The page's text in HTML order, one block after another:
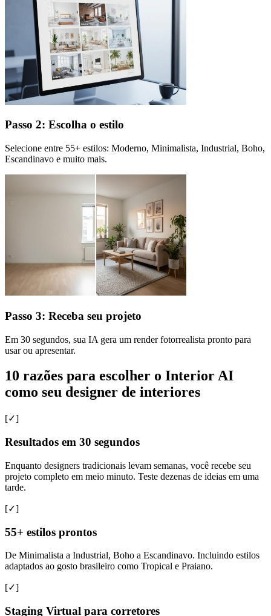
Passo 2: Escolha o estilo
Selecione entre 55+ estilos: Moderno, Minimalista, Industrial, Boho,
Escandinavo e muito mais.
Passo 3: Receba seu projeto
Em 30 segundos, sua IA gera um render fotorrealista pronto para
usar ou apresentar.
10 razões para escolher o Interior AI
como seu designer de interiores
[✓]
Resultados em 30 segundos
Enquanto designers tradicionais levam semanas, você recebe seu
projeto completo em meio minuto. Teste dezenas de ideias em uma
tarde.
[✓]
55+ estilos prontos
De Minimalista a Industrial, Boho a Escandinavo. Incluindo estilos
adaptados ao gosto brasileiro como Tropical e Praiano.
[✓]
Staging Virtual para corretores